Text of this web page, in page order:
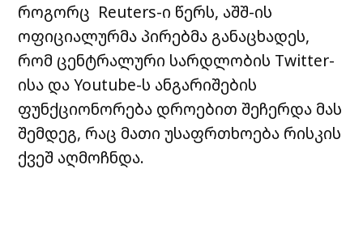
როგორც Reuters-ი წერს, აშშ-ის
ოფიციალურმა პირებმა განაცხადეს,
რომ ცენტრალური სარდლობის Twitter-
ისა და Youtube-ს ანგარიშების
ფუნქციონორება დროებით შეჩერდა მას
შემდეგ, რაც მათი უსაფრთხოება რისკის
ქვეშ აღმოჩნდა.